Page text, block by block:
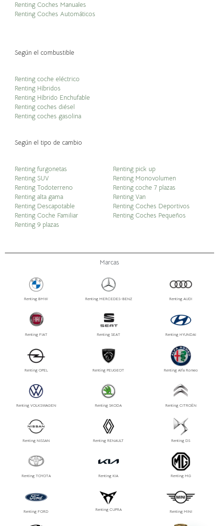
Renting Coches Manuales
Renting Coches Automáticos
Según el combustible
Renting coche eléctrico
Renting Híbridos
Renting Híbrido Enchufable
Renting coches diésel
Renting coches gasolina
Según el tipo de cambio
Renting furgonetas
Renting SUV
Renting Todoterreno
Renting alta gama
Renting Descapotable
Renting Coche Familiar
Renting 9 plazas
Renting pick up
Renting Monovolumen
Renting coche 7 plazas
Renting Van
Renting Coches Deportivos
Renting Coches Pequeños
Marcas
Renting BMW Renting MERCEDES-BENZ Renting AUDI
Renting FIAT Renting SEAT Renting HYUNDAI
Renting OPEL Renting PEUGEOT Renting Alfa Romeo
Renting VOLKSWAGEN Renting SKODA Renting CITROËN
Renting NISSAN Renting RENAULT Renting DS
Renting TOYOTA Renting KIA Renting MG
Renting FORD Renting CUPRA Renting MINI